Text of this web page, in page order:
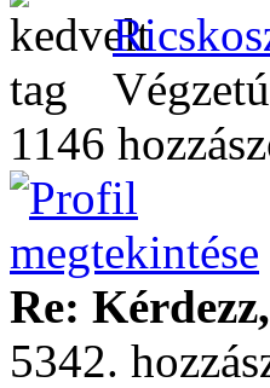
1146
Re:
5342.